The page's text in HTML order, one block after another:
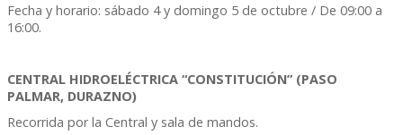
Fecha y horario: sábado 4 y domingo 5 de octubre / De 09:00 a
16:00.
CENTRAL HIDROELÉCTRICA “CONSTITUCIÓN” (PASO
PALMAR, DURAZNO)
Recorrida por la Central y sala de mandos.